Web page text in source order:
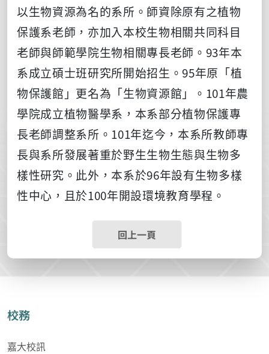
以生物資源為名的系所。師資除原有之植物
保護系老師，亦加入本校生物相關共同科目
老師與師範學院生物相關專長老師。93年本
系成立碩士班研究所開始招生。95年原「植
物保護館」更名為「生物資源館」。101年農
學院成立植物醫學系，本系部分植物保護專
長老師調整系所。101年迄今，本系所教師專
長與系所發展著重於野生生物生態與生物多
樣性研究。此外，本系於96年設有生物多樣
性中心，且於100年開設環境教育學程。
回上一頁
校務
嘉大校訊